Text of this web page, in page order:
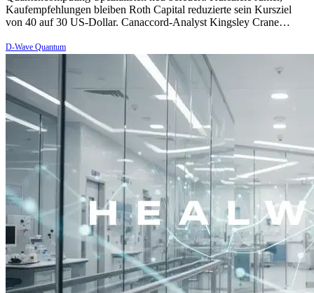
Kaufempfehlungen bleiben Roth Capital reduzierte sein Kursziel
von 40 auf 30 US-Dollar. Canaccord-Analyst Kingsley Crane…
D-Wave Quantum